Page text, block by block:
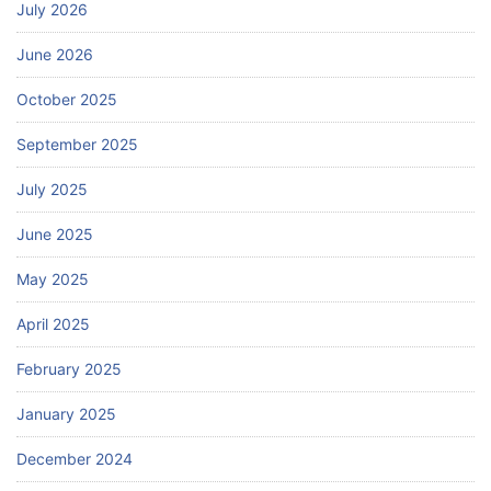
July 2026
June 2026
October 2025
September 2025
July 2025
June 2025
May 2025
April 2025
February 2025
January 2025
December 2024